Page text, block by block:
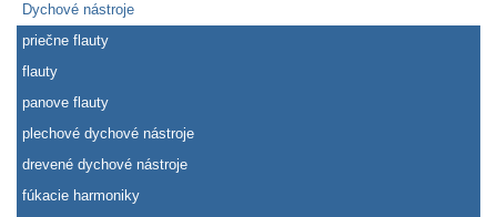
Dychové nástroje
priečne flauty
flauty
panove flauty
plechové dychové nástroje
drevené dychové nástroje
fúkacie harmoniky